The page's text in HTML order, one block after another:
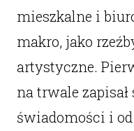
mieszkalne i
makro, jako
artystyczne.
na trwale
świadomości i